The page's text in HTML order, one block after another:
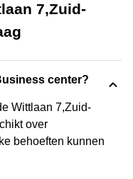
7,Zuid-
center?
Wittlaan 7,Zuid-
over
behoeften kunnen